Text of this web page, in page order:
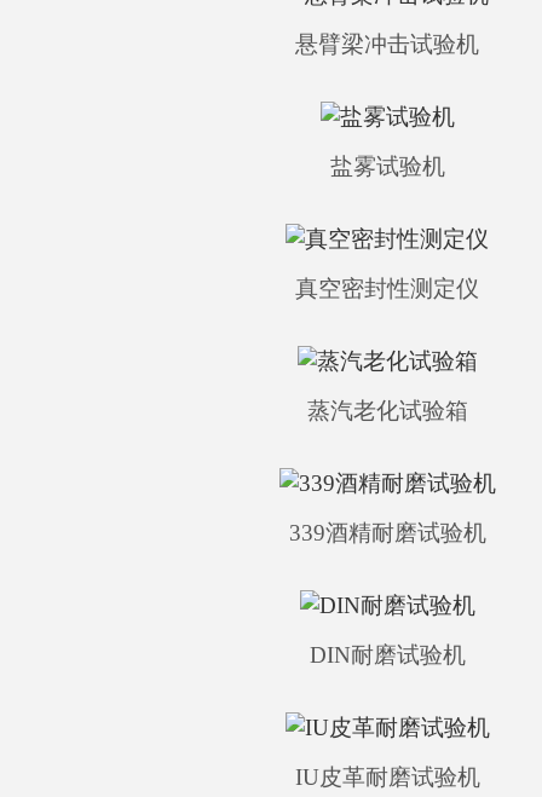
悬臂梁冲击试验机
盐雾试验机
真空密封性测定仪
蒸汽老化试验箱
339酒精耐磨试验机
DIN耐磨试验机
IU皮革耐磨试验机